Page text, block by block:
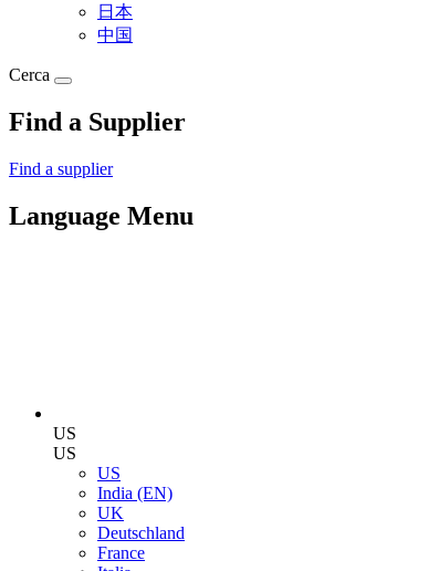
日本
中国
Cerca
Find a Supplier
Find a supplier
Language Menu
US
US
US
India (EN)
UK
Deutschland
France